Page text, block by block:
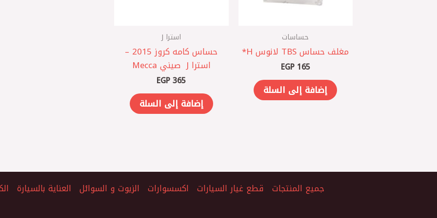
حساسات
مغلف حساس TBS لانوس ‏H*
EGP165
إضافة إلى السلة
استرا J
حساس كامه كروز 2015 –
استرا J ‏ صيني Mecca
EGP365
إضافة إلى السلة
جميع المنتجات قطع غيار السيارات اكسسوارات الزيوت و السوائل العناية بالسيارة